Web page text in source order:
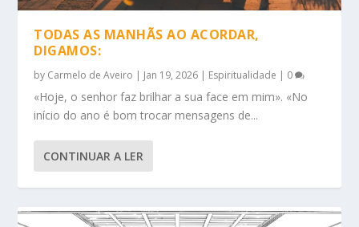
TODAS AS MANHÃS AO ACORDAR,
DIGAMOS:
by Carmelo de Aveiro | Jan 19, 2026 | Espiritualidade | 0
«Hoje, o senhor faz brilhar a sua face em mim». «No
início do ano é bom trocar mensagens de...
CONTINUAR A LER